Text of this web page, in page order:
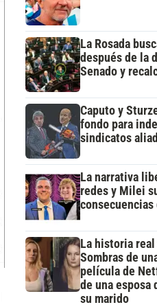
La Rosada
después de la
Senado y
Caputo y
fondo para
sindicatos
La narrativa
redes y Milei
La historia
Sombras de
película de
de una esposa
su marido